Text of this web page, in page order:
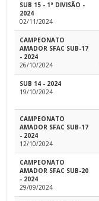
SUB 15 - 1ª DIVISÃO -
2024
02/11/2024
CAMPEONATO
AMADOR SFAC SUB-17
- 2024
26/10/2024
SUB 14 - 2024
19/10/2024
CAMPEONATO
AMADOR SFAC SUB-17
- 2024
12/10/2024
CAMPEONATO
AMADOR SFAC SUB-20
- 2024
29/09/2024